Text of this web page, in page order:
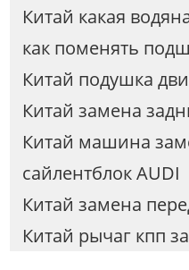
Китай какая
как поменять
Китай подушка
Китай замена
Китай машина
сайлентблок AUDI
Китай замена
Китай рычаг кпп